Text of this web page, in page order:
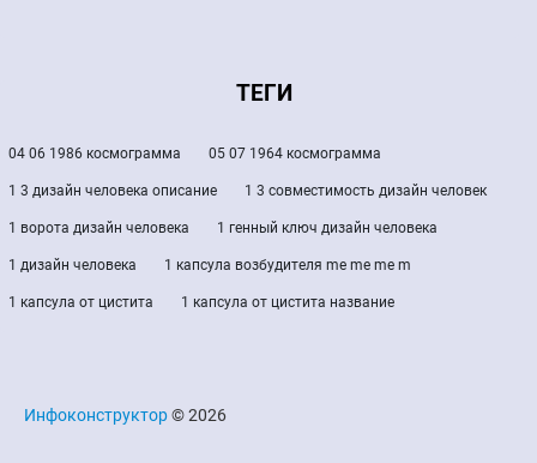
ТЕГИ
04 06 1986 космограмма 05 07 1964 космограмма
1 3 дизайн человека описание 1 3 совместимость дизайн человек
1 ворота дизайн человека 1 генный ключ дизайн человека
1 дизайн человека 1 капсула возбудителя me me me m
1 капсула от цистита 1 капсула от цистита название
Инфоконструктор© 2026